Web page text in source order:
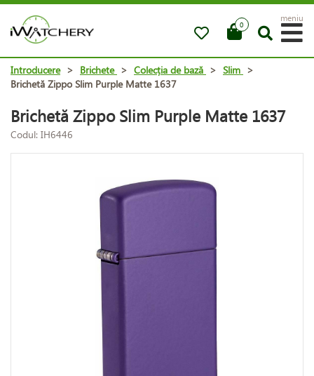
0
meniu
Introducere > Brichete > Colecția de bază > Slim >
Brichetă Zippo Slim Purple Matte 1637
Brichetă Zippo Slim Purple Matte 1637
Codul: IH6446